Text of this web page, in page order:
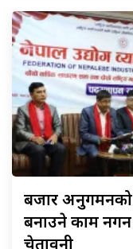
बजारअनुगमनको
बनाउने काम
चेतावनी